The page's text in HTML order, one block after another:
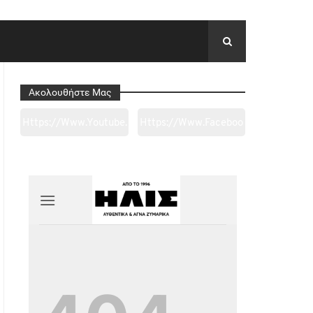
Ακολουθήστε Μας
2ge3sheyTkgpAkeBan
Ref=pages_you_mana